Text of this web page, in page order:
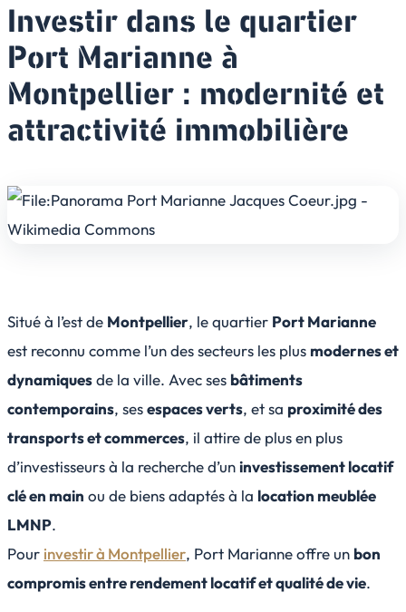
Investir dans le quartier
Port Marianne à
Montpellier : modernité et
attractivité immobilière
Situé à l’est de Montpellier, le quartier Port Marianne
est reconnu comme l’un des secteurs les plus modernes et
dynamiquesde la ville. Avec ses bâtiments
contemporains, sesespaces verts, et sa proximité des
transports et commerces, il attire de plus en plus
d’investisseurs à la recherche d’uninvestissement locatif
clé en main ou de biens adaptés à la location meublée
LMNP.
Pour investir à Montpellier, Port Marianne offre un bon
compromis entre rendement locatif et qualité de vie.